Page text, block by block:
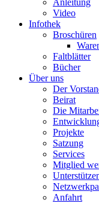
Video
Infothek
Broschüren
Faltblätter
Bücher
Über uns
Der
Beirat
Die
Projekte
Satzung
Services
Mitglied
Anfahrt